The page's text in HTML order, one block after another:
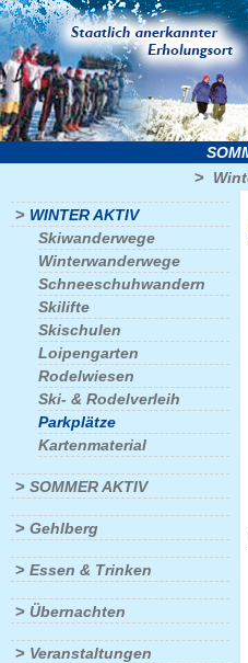
>
> WINTER AKTIV
Skiwanderwege
Winterwanderwege
Schneeschuhwandern
Skilifte
Skischulen
Loipengarten
Rodelwiesen
Ski- & Rodelverleih
Parkplätze
Kartenmaterial
> SOMMER AKTIV
> Gehlberg
> Essen & Trinken
> Übernachten
> Veranstaltungen